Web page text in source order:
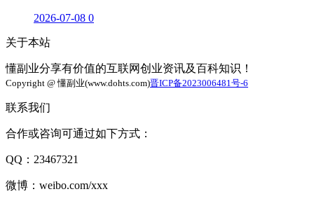
2026-07-08 0
关于本站
懂副业分享有价值的互联网创业资讯及百科知识！
Copyright @ 懂副业(www.dohts.com)晋ICP备2023006481号-6
联系我们
合作或咨询可通过如下方式：
QQ：23467321
微博：weibo.com/xxx